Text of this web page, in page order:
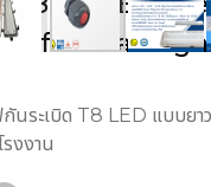
Linear
กันระเบิด T8 LED แบบยา
รงงาน